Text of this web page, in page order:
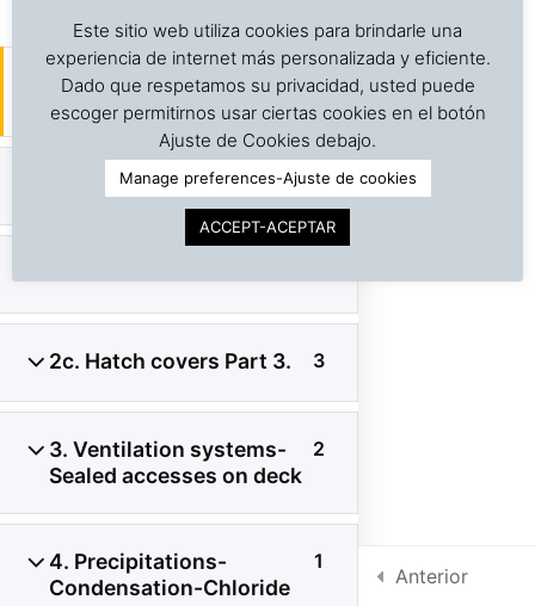
Damages in marine transport
[:en]D Audiovisual: Ships in
storms[:]
2a. Hatch covers Part 1 4
2c. Hatch covers Part 3. 3
3. Ventilation systems-
Sealed accesses on deck
2
4. Precipitations-
Condensation-Chloride
1
Anterior
Copyright | Derechos reservados | Dr. J. A. Barreiro
Cargo Inspection Service LLC | 2018-2025
Política de Privacidad
Condiciones de uso
Este sitio web utiliza cookies para brindarle una
experiencia de internet más personalizada y eficiente.
Dado que respetamos su privacidad, usted puede
escoger permitirnos usar ciertas cookies en el botón
Ajuste de Cookies debajo.
Manage preferences-Ajuste de cookies
ACCEPT-ACEPTAR